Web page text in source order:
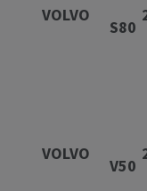
VOLVO
S80
VOLVO
V50